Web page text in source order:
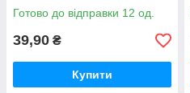
Готово до відправки 12 од.
39,90 ₴
Купити